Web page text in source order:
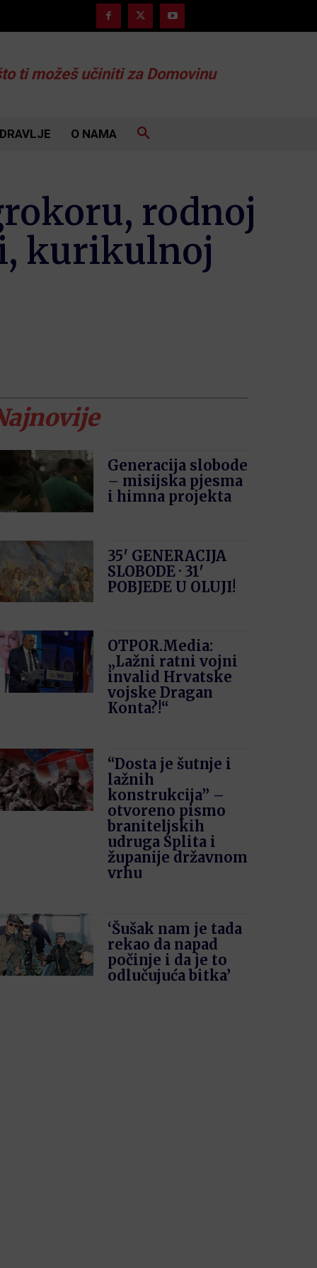
ti možeš učiniti za Domovinu
O NAMA
rodnoj
kurikulnoj
Generacija slobode
– misijska pjesma
i himna projekta
35′ GENERACIJA
SLOBODE · 31′
POBJEDE U OLUJI!
OTPOR.Media:
„Lažni ratni vojni
invalid Hrvatske
vojske Dragan
Konta?!“
“Dosta je šutnje i
lažnih
konstrukcija” –
otvoreno pismo
braniteljskih
udruga Splita i
županije državnom
vrhu
‘Šušak nam je tada
rekao da napad
počinje i da je to
odlučujuća bitka’